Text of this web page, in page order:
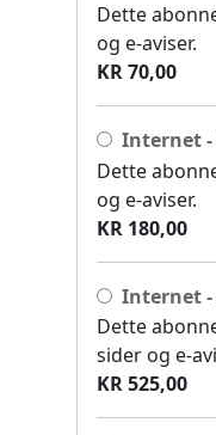
Dette
og e-aviser.
KR 70,00
Internet -
Dette
og e-aviser.
KR 180,00
Internet -
Dette
sider og e-
KR 525,00